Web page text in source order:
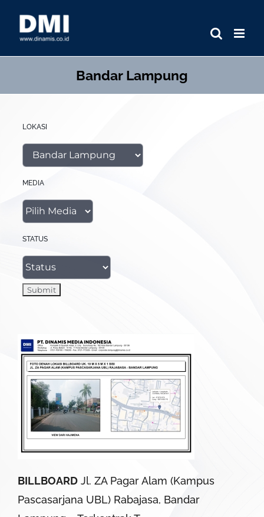
Bandar Lampung
BILLBOARD Jl. ZA Pagar Alam (Kampus
Pascasarjana UBL) Rabajasa, Bandar
LOKASI
MEDIA
STATUS